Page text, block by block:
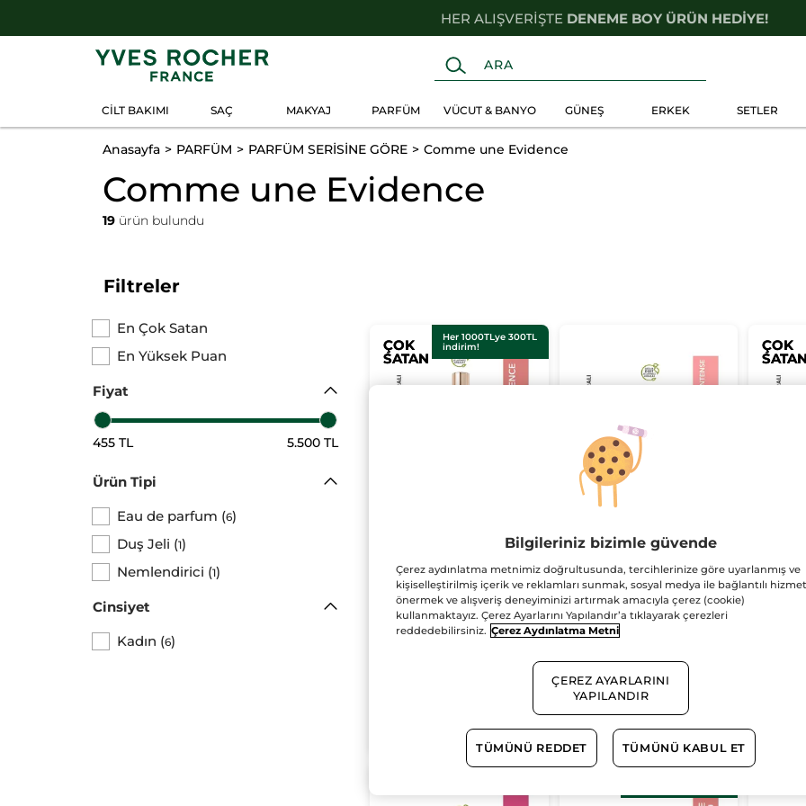
HER ALIŞVERİŞTE DENEME BOY ÜRÜN HEDİYE!
CİLT BAKIMI SAÇ MAKYAJ PARFÜM VÜCUT & BANYO GÜNEŞ ERKEK SETLER
Anasayfa PARFÜM PARFÜM SERİSİNE GÖRE Comme une Evidence
Comme une Evidence
19 ürün bulundu
Filtreler
En Çok Satan
En Yüksek Puan
Fiyat
455 TL 5.500 TL
Ürün Tipi
Eau de parfum (6)
Duş Jeli (1)
Nemlendirici (1)
Cinsiyet
Kadın (6)
ÇOK
SATAN
ÇOK
SATAN
Her 1000TLye 300TL
indirim!
Evidence- Kadın
Parfüm
(1784)
3655.00 TL
Evidence Intense
Evidence- Kadın
Parfüm
(1114)
2255.00 TL
SEPETE EKLE
ÇOK
SATAN
ÇOK
SATAN
Bilgileriniz bizimle güvende
Çerez aydınlatma metnimiz doğrultusunda, tercihlerinize göre uyarlanmış ve
kişiselleştirilmiş içerik ve reklamları sunmak, sosyal medya ile bağlantılı
önermek ve alışveriş deneyiminizi artırmak amacıyla çerez (cookie)
kullanmaktayız. Çerez Ayarlarını Yapılandır’a tıklayarak çerezleri
reddedebilirsiniz. Çerez Aydınlatma Metni
ÇEREZ AYARLARINI
YAPILANDIR
TÜMÜNÜ REDDET TÜMÜNÜ KABUL ET